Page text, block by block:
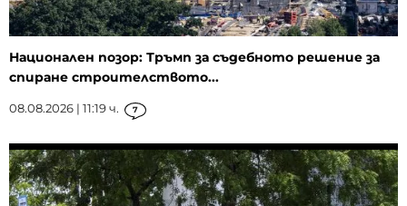
Национален позор: Тръмп за съдебното решение за
спиране строителството...
08.08.2026 | 11:19 ч. 7